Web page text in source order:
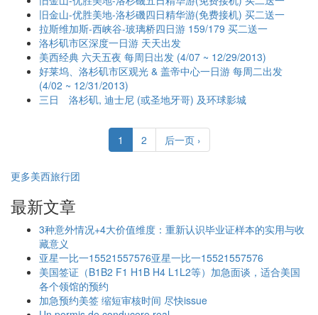
旧金山-优胜美地-洛杉磯四日精华游(免费接机) 买二送一
拉斯维加斯-西峡谷-玻璃桥四日游 159/179 买二送一
洛杉矶市区深度一日游 天天出发
美西经典 六天五夜 每周日出发 (4/07 ~ 12/29/2013)
好莱坞、洛杉矶市区观光 & 盖帝中心一日游 每周二出发
(4/02 ~ 12/31/2013)
三日 洛杉矶, 迪士尼 (或圣地牙哥) 及环球影城
1 2 后一页 ›
更多美西旅行团
最新文章
3种意外情况+4大价值维度：重新认识毕业证样本的实用与收
藏意义
亚星一比一15521557576亚星一比一15521557576
美国签证（B1B2 F1 H1B H4 L1L2等）加急面谈，适合美国
各个领馆的预约
加急预约美签 缩短审核时间 尽快issue